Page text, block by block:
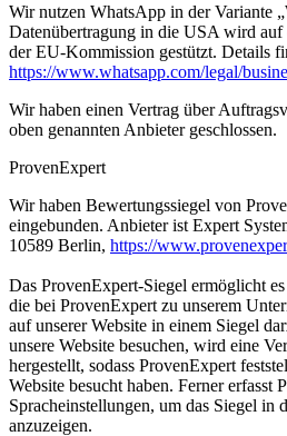
Wir nutzen WhatsApp in der Variante
Datenübertragung in die USA wird auf
der EU-Kommission gestützt. Details
https://www.whatsapp.com/legal/
Wir haben einen Vertrag über
oben genannten Anbieter geschlossen.
ProvenExpert
Wir haben Bewertungssiegel von
eingebunden. Anbieter ist Expert
10589 Berlin, https://
Das ProvenExpert-Siegel ermöglicht
die bei ProvenExpert zu unserem
auf unserer Website in einem Siegel
unsere Website besuchen, wird eine
hergestellt, sodass ProvenExpert
Website besucht haben. Ferner erfasst
Spracheinstellungen, um das Siegel in
anzuzeigen.